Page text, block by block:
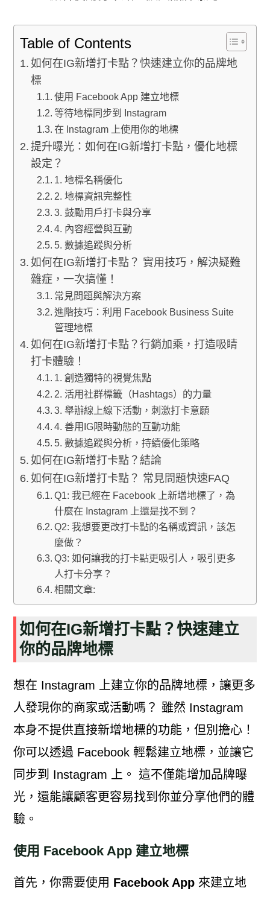
Table of Contents
如何在IG新增打卡點？快速建立你的品牌地
標
使用 Facebook App 建立地標
等待地標同步到 Instagram
在 Instagram 上使用你的地標
提升曝光：如何在IG新增打卡點，優化地標
設定？
1. 地標名稱優化
2. 地標資訊完整性
3. 鼓勵用戶打卡與分享
4. 內容經營與互動
5. 數據追蹤與分析
如何在IG新增打卡點？ 實用技巧，解決疑難
雜症，一次搞懂！
常見問題與解決方案
進階技巧：利用 Facebook Business Suite
管理地標
如何在IG新增打卡點？行銷加乘，打造吸睛
打卡體驗！
1. 創造獨特的視覺焦點
2. 活用社群標籤（Hashtags）的力量
3. 舉辦線上線下活動，刺激打卡意願
4. 善用IG限時動態的互動功能
5. 數據追蹤與分析，持續優化策略
如何在IG新增打卡點？結論
如何在IG新增打卡點？ 常見問題快速FAQ
Q1: 我已經在 Facebook 上新增地標了，為
什麼在 Instagram 上還是找不到？
Q2: 我想要更改打卡點的名稱或資訊，該怎
麼做？
Q3: 如何讓我的打卡點更吸引人，吸引更多
人打卡分享？
相關文章:
如何在IG新增打卡點？快速建立
你的品牌地標
想在 Instagram 上建立你的品牌地標，讓更多
人發現你的商家或活動嗎？ 雖然 Instagram
本身不提供直接新增地標的功能，但別擔心！
你可以透過 Facebook 輕鬆建立地標，並讓它
同步到 Instagram 上。 這不僅能增加品牌曝
光，還能讓顧客更容易找到你並分享他們的體
驗。
使用 Facebook App 建立地標
首先，你需要使用 Facebook App來建立地